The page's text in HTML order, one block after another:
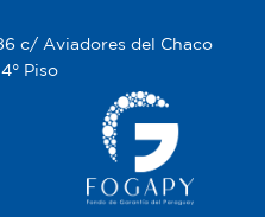
c/ Aviadores del Chaco
Piso